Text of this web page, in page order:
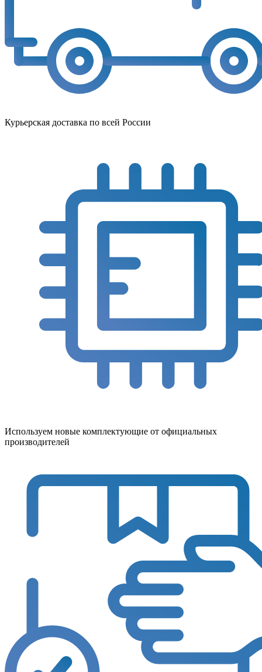
Курьерская доставка по всей России
Используем новые комплектующие от официальных
производителей